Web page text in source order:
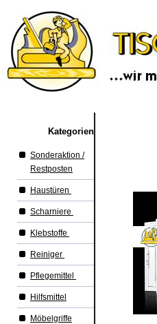
Kategorien
Sonderaktion /
Restposten
Haustüren
Scharniere
Klebstoffe
Reiniger
Pflegemittel
Hilfsmittel
Möbelgriffe